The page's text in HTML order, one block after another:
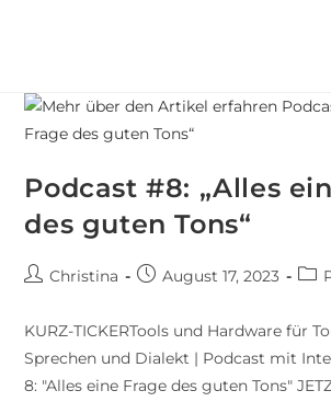
Podcast #8: „Alles
des guten Tons“
Christina August 17, 2023
KURZ-TICKERTools und Hardware für
Sprechen und Dialekt | Podcast mit
8: "Alles eine Frage des guten Tons"